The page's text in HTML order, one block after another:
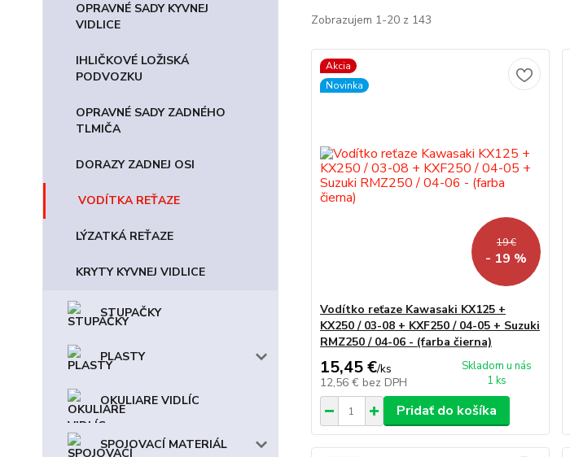
OPRAVNÉ SADY KYVNEJ
VIDLICE
IHLIČKOVÉ LOŽISKÁ
PODVOZKU
OPRAVNÉ SADY ZADNÉHO
TLMIČA
DORAZY ZADNEJ OSI
VODÍTKA REŤAZE
LÝZATKÁ REŤAZE
KRYTY KYVNEJ VIDLICE
STUPAČKY
PLASTY
OKULIARE VIDLÍC
SPOJOVACÍ MATERIÁL
Zobrazujem 1-20 z 143
Akcia
Novinka
19 €
- 19 %
Vodítko reťaze Kawasaki KX125 +
KX250 / 03-08 + KXF250 / 04-05 + Suzuki
RMZ250 / 04-06 - (farba čierna)
15,45 €/ks
12,56 € bez DPH
Skladom u nás
1 ks
Pridať do košíka